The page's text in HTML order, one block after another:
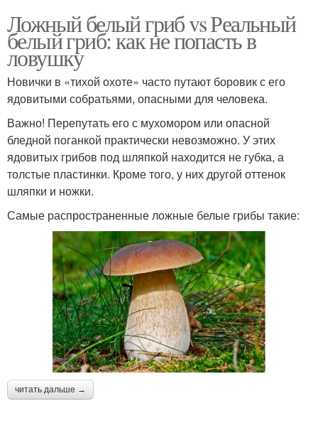
Ложный белый гриб vs Реальный
белый гриб: как не попасть в
ловушку
Новички в «тихой охоте» часто путают боровик с его
ядовитыми собратьями, опасными для человека.
Важно! Перепутать его с мухомором или опасной
бледной поганкой практически невозможно. У этих
ядовитых грибов под шляпкой находится не губка, а
толстые пластинки. Кроме того, у них другой оттенок
шляпки и ножки.
Самые распространенные ложные белые грибы такие:
читать дальше →